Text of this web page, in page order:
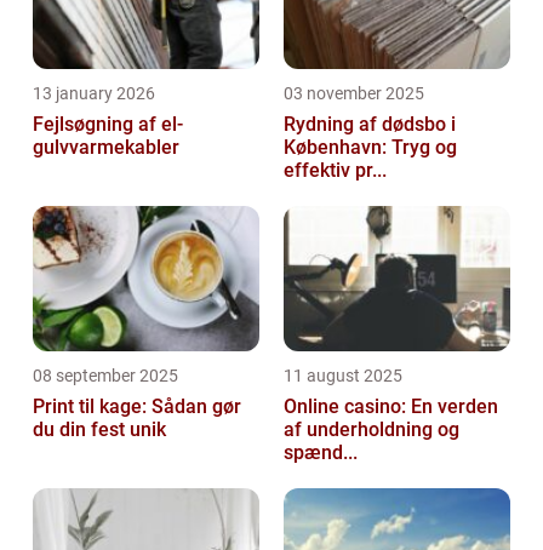
13 january 2026
Fejlsøgning af el-
gulvvarmekabler
03 november 2025
Rydning af dødsbo i
København: Tryg og
effektiv pr...
08 september 2025
Print til kage: Sådan gør
du din fest unik
11 august 2025
Online casino: En verden
af underholdning og
spænd...